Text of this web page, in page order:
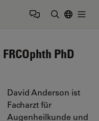
PhD
David Anderson ist
Facharzt für
Augenheilkunde und